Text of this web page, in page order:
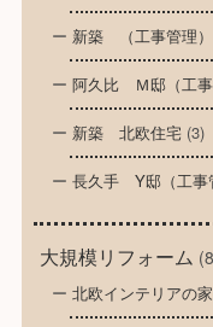
新築 （工事管理）
阿久比 Ｍ邸（工事
新築 北欧住宅(3)
長久手 Y邸（工事
大規模リフォーム
北欧インテリアの